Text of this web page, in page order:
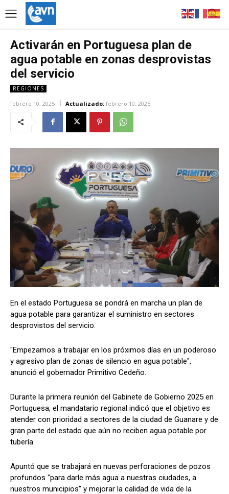
Activarán en Portuguesa plan de
agua potable en zonas desprovistas
del servicio
REGIONES
febrero 10, 2025 Actualizado: febrero 10, 2025
En el estado Portuguesa se pondrá en marcha un plan de
agua potable para garantizar el suministro en sectores
desprovistos del servicio.
"Empezamos a trabajar en los próximos días en un poderoso
y agresivo plan de zonas de silencio en agua potable",
anunció el gobernador Primitivo Cedeño.
Durante la primera reunión del Gabinete de Gobierno 2025 en
Portuguesa, el mandatario regional indicó que el objetivo es
atender con prioridad a sectores de la ciudad de Guanare y de
gran parte del estado que aún no reciben agua potable por
tubería.
Apuntó que se trabajará en nuevas perforaciones de pozos
profundos "para darle más agua a nuestras ciudades, a
nuestros municipios" y mejorar la calidad de vida de la